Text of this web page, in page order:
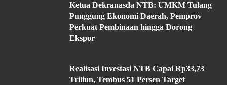
Ketua Dekranasda NTB: UMKM Tulang
Punggung Ekonomi Daerah, Pemprov
Perkuat Pembinaan hingga Dorong
Ekspor
Realisasi Investasi NTB Capai Rp33,73
Triliun, Tembus 51 Persen Target